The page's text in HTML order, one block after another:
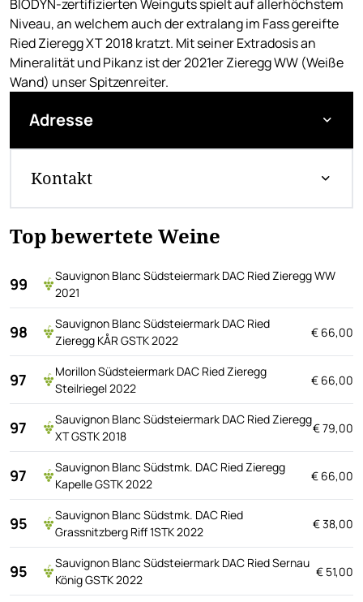
BIODYN-zertifizierten Weinguts spielt auf allerhöchstem
Niveau, an welchem auch der extralang im Fass gereifte
Ried Zieregg XT 2018 kratzt. Mit seiner Extradosis an
Mineralität und Pikanz ist der 2021er Zieregg WW (Weiße
Wand) unser Spitzenreiter.
Adresse
Kontakt
Top bewertete Weine
99
Sauvignon Blanc Südsteiermark DAC Ried Zieregg WW
2021
98
Sauvignon Blanc Südsteiermark DAC Ried
Zieregg KÅR GSTK 2022
€ 66,00
97
Morillon Südsteiermark DAC Ried Zieregg
Steilriegel 2022
€ 66,00
97
Sauvignon Blanc Südsteiermark DAC Ried Zieregg
XT GSTK 2018
€ 79,00
97
Sauvignon Blanc Südstmk. DAC Ried Zieregg
Kapelle GSTK 2022
€ 66,00
95
Sauvignon Blanc Südstmk. DAC Ried
Grassnitzberg Riff 1STK 2022
€ 38,00
95
Sauvignon Blanc Südsteiermark DAC Ried Sernau
König GSTK 2022
€ 51,00